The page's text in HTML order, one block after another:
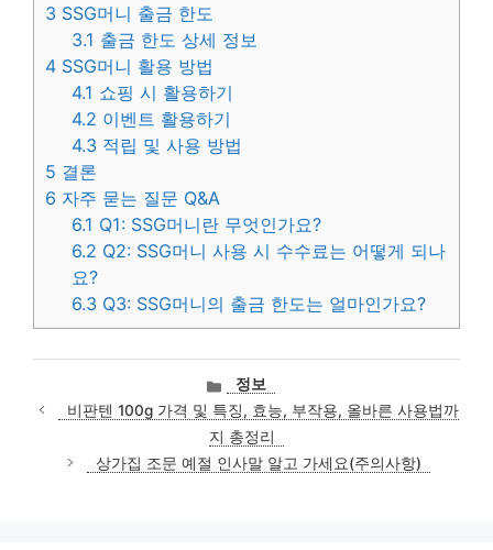
3 SSG머니 출금 한도
3.1 출금 한도 상세 정보
4 SSG머니 활용 방법
4.1 쇼핑 시 활용하기
4.2 이벤트 활용하기
4.3 적립 및 사용 방법
5 결론
6 자주 묻는 질문 Q&A
6.1 Q1: SSG머니란 무엇인가요?
6.2 Q2: SSG머니 사용 시 수수료는 어떻게 되나
요?
6.3 Q3: SSG머니의 출금 한도는 얼마인가요?
카
테
고
리
정보
비판텐 100g 가격 및 특징, 효능, 부작용, 올바른 사용법까
지 총정리
상가집 조문 예절 인사말 알고 가세요(주의사항)